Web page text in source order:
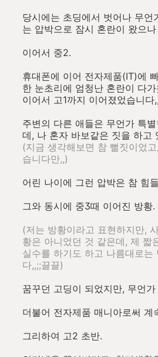
당시에는 초딩에서 벗어나 무언
는 압박으로 잠시 혼란이 왔으
이어서 중2.
휴대폰에 이어 전자제품(IT)에
한 눈초리에 엄청난 혼란이 다
이어서 고1까지 이어졌었습니다,,
주변의 다른 애들은 무언가 특
데, 나 혼자 바보같은 짓을 하고
(지금 생각해보면 참 뻘짓이었
습니다만,,)
어린 나이에 그런 압박은 참 힘
그와 동시에 중3때 이어진 방황.
(저는 방황이라고 표현하지만,
황은 아니었던 것 같은데, 제 짧
실수를 하기도 하고 나름대로는
다,,;;끌끌)
꿈꾸던 고딩이 되었지만, 무언
더불어 전자제품 매니아로써 계
그리하여 고2 초반.